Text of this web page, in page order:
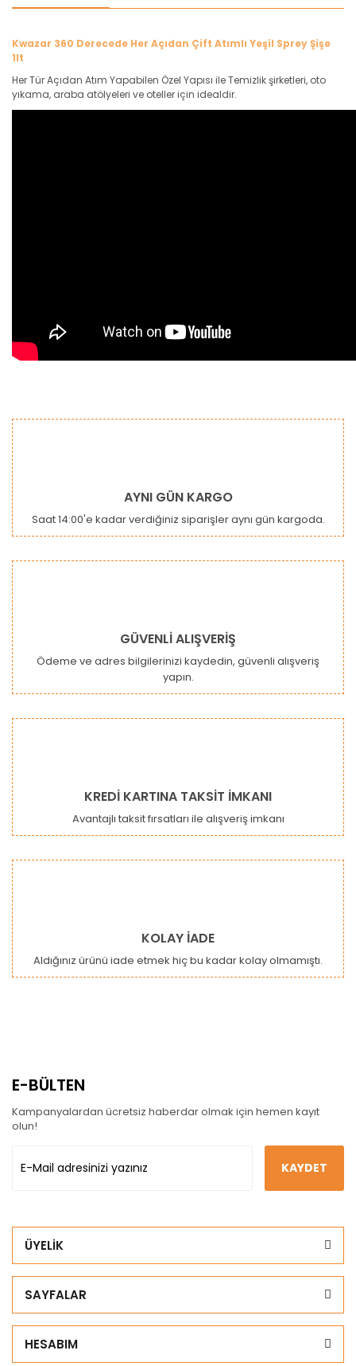
Kwazar 360 Derecede Her Açıdan Çift Atımlı Yeşil Sprey Şişe
1lt
Her Tür Açıdan Atım Yapabilen Özel Yapısı ile Temizlik şirketleri, oto
yıkama, araba atölyeleri ve oteller için idealdir.
Bu ürüne ilk yorumu siz yapın!
Ürün açıklamasında eksik bilgiler bulunuyor.
Ürün bilgilerinde hatalar bulunuyor.
Gönder
AYNI GÜN KARGO
Saat 14:00'e kadar verdiğiniz siparişler aynı gün kargoda.
GÜVENLİ ALIŞVERİŞ
Ödeme ve adres bilgilerinizi kaydedin, güvenli alışveriş
yapın.
KREDİ KARTINA TAKSİT İMKANI
Avantajlı taksit fırsatları ile alışveriş imkanı
KOLAY İADE
Aldığınız ürünü iade etmek hiç bu kadar kolay olmamıştı.
E-BÜLTEN
Kampanyalardan ücretsiz haberdar olmak için hemen kayıt
olun!
KAYDET
ÜYELİK
SAYFALAR
HESABIM